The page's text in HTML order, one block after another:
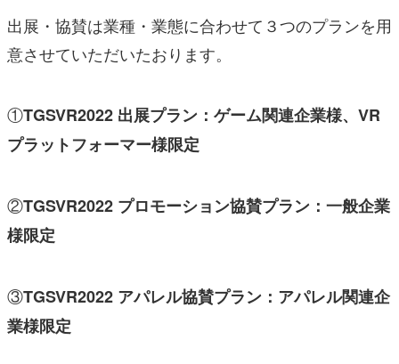
出展・協賛は業種・業態に合わせて３つのプランを用
意させていただいたおります。
①TGSVR2022 出展プラン：ゲーム関連企業様、VR
プラットフォーマー様限定
②TGSVR2022 プロモーション協賛プラン：一般企業
様限定
③TGSVR2022 アパレル協賛プラン：アパレル関連企
業様限定